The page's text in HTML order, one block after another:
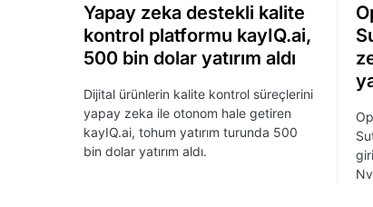
Yapay zeka destekli kalite
kontrol platformu kayIQ.ai,
500 bin dolar yatırım aldı
Dijital ürünlerin kalite kontrol süreçlerini
yapay zeka ile otonom hale getiren
kayIQ.ai, tohum yatırım turunda 500
bin dolar yatırım aldı.